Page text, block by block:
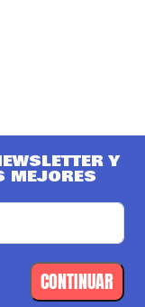
Y
MEJORES
CONTINUAR